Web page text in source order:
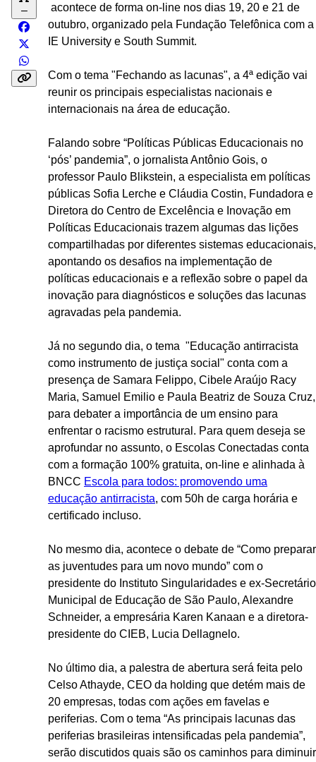
–
acontece de forma on-line nos dias 19, 20 e 21 de
outubro, organizado pela Fundação Telefônica com a
IE University e South Summit.
Com o tema "Fechando as lacunas", a 4ª edição vai
reunir os principais especialistas nacionais e
internacionais na área de educação.
Falando sobre “Políticas Públicas Educacionais no
‘pós’ pandemia”, o jornalista Antônio Gois, o
professor Paulo Blikstein, a especialista em políticas
públicas Sofia Lerche e Cláudia Costin, Fundadora e
Diretora do Centro de Excelência e Inovação em
Políticas Educacionais trazem algumas das lições
compartilhadas por diferentes sistemas educacionais,
apontando os desafios na implementação de
políticas educacionais e a reflexão sobre o papel da
inovação para diagnósticos e soluções das lacunas
agravadas pela pandemia.
Já no segundo dia, o tema "Educação antirracista
como instrumento de justiça social" conta com a
presença de Samara Felippo, Cibele Araújo Racy
Maria, Samuel Emilio e Paula Beatriz de Souza Cruz,
para debater a importância de um ensino para
enfrentar o racismo estrutural. Para quem deseja se
aprofundar no assunto, o Escolas Conectadas conta
com a formação 100% gratuita, on-line e alinhada à
BNCC Escola para todos: promovendo uma
educação antirracista, com 50h de carga horária e
certificado incluso.
No mesmo dia, acontece o debate de “Como preparar
as juventudes para um novo mundo” com o
presidente do Instituto Singularidades e ex-Secretário
Municipal de Educação de São Paulo, Alexandre
Schneider, a empresária Karen Kanaan e a diretora-
presidente do CIEB, Lucia Dellagnelo.
No último dia, a palestra de abertura será feita pelo
Celso Athayde, CEO da holding que detém mais de
20 empresas, todas com ações em favelas e
periferias. Com o tema “As principais lacunas das
periferias brasileiras intensificadas pela pandemia”,
serão discutidos quais são os caminhos para diminuir